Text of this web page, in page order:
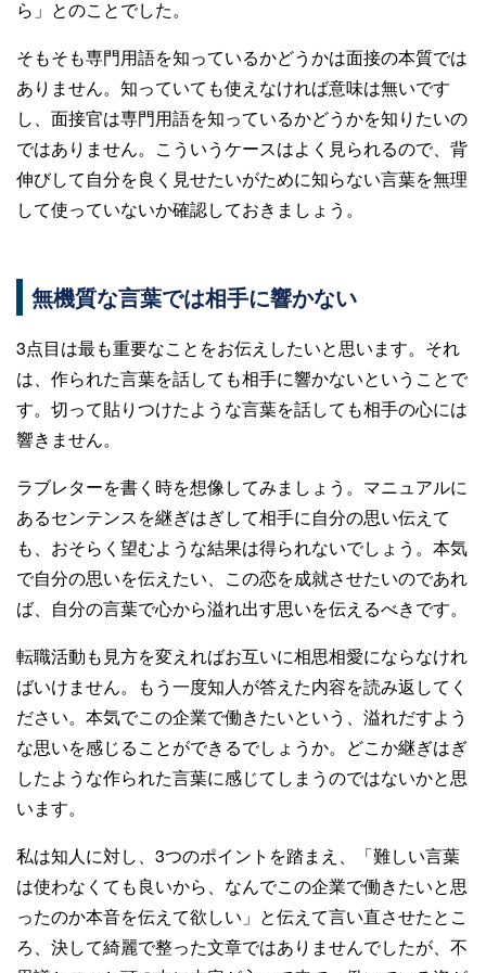
ら」とのことでした。
そもそも専門用語を知っているかどうかは面接の本質では
ありません。知っていても使えなければ意味は無いです
し、面接官は専門用語を知っているかどうかを知りたいの
ではありません。こういうケースはよく見られるので、背
伸びして自分を良く見せたいがために知らない言葉を無理
して使っていないか確認しておきましょう。
無機質な言葉では相手に響かない
3点目は最も重要なことをお伝えしたいと思います。それ
は、作られた言葉を話しても相手に響かないということで
す。切って貼りつけたような言葉を話しても相手の心には
響きません。
ラブレターを書く時を想像してみましょう。マニュアルに
あるセンテンスを継ぎはぎして相手に自分の思い伝えて
も、おそらく望むような結果は得られないでしょう。本気
で自分の思いを伝えたい、この恋を成就させたいのであれ
ば、自分の言葉で心から溢れ出す思いを伝えるべきです。
転職活動も見方を変えればお互いに相思相愛にならなけれ
ばいけません。もう一度知人が答えた内容を読み返してく
ださい。本気でこの企業で働きたいという、溢れだすよう
な思いを感じることができるでしょうか。どこか継ぎはぎ
したような作られた言葉に感じてしまうのではないかと思
います。
私は知人に対し、3つのポイントを踏まえ、「難しい言葉
は使わなくても良いから、なんでこの企業で働きたいと思
ったのか本音を伝えて欲しい」と伝えて言い直させたとこ
ろ、決して綺麗で整った文章ではありませんでしたが、不